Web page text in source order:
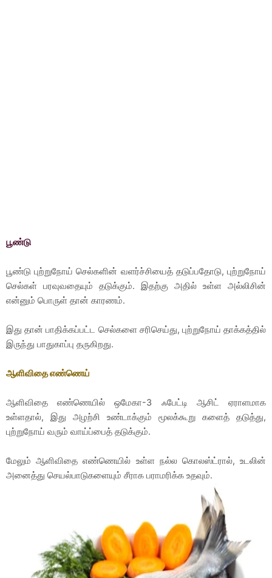
பூண்டு
பூண்டு புற்றுநோய் செல்களின் வளர்ச்சியைத் தடுப்பதோடு, புற்றுநோய்
செல்கள் பரவுவதையும் தடுக்கும். இதற்கு அதில் உள்ள அல்லிசின்
என்னும் பொருள் தான் காரணம்.
இது தான் பாதிக்கப்பட்ட செல்களை சரிசெய்து, புற்றுநோய் தாக்கத்தில்
இருந்து பாதுகாப்பு தருகிறது.
ஆளிவிதை எண்ணெய்
ஆளிவிதை எண்ணெயில் ஒமேகா-3 ஃபேட்டி ஆசிட் ஏராளமாக
உள்ளதால், இது அழற்சி உண்டாக்கும் மூலக்கூறு களைத் தடுத்து,
புற்றுநோய் வரும் வாய்ப்பைத் தடுக்கும்.
மேலும் ஆளிவிதை எண்ணெயில் உள்ள நல்ல கொலஸ்ட்ரால், உடலின்
அனைத்து செயல்பாடுகளையும் சீராக பராமரிக்க உதவும்.